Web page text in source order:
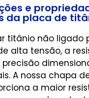
e
da placa de
titânio não ligado
alta tensão, a
A nossa chapa
a maior